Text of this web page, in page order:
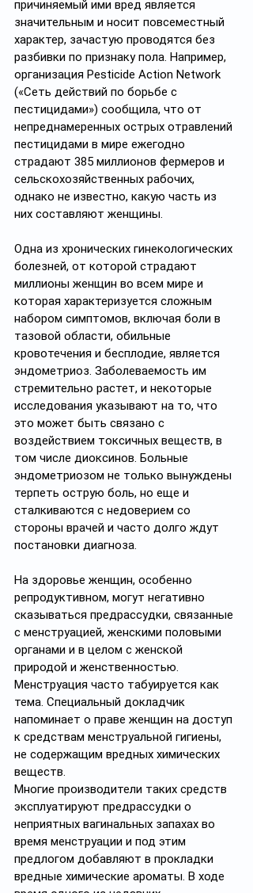
причиняемый ими вред является
значительным и носит повсеместный
характер, зачастую проводятся без
разбивки по признаку пола. Например,
организация Pesticide Action Network
(«Сеть действий по борьбе с
пестицидами») сообщила, что от
непреднамеренных острых отравлений
пестицидами в мире ежегодно
страдают 385 миллионов фермеров и
сельскохозяйственных рабочих,
однако не известно, какую часть из
них составляют женщины.
Одна из хронических гинекологических
болезней, от которой страдают
миллионы женщин во всем мире и
которая характеризуется сложным
набором симптомов, включая боли в
тазовой области, обильные
кровотечения и бесплодие, является
эндометриоз. Заболеваемость им
стремительно растет, и некоторые
исследования указывают на то, что
это может быть связано с
воздействием токсичных веществ, в
том числе диоксинов. Больные
эндометриозом не только вынуждены
терпеть острую боль, но еще и
сталкиваются с недоверием со
стороны врачей и часто долго ждут
постановки диагноза.
На здоровье женщин, особенно
репродуктивном, могут негативно
сказываться предрассудки, связанные
с менструацией, женскими половыми
органами и в целом с женской
природой и женственностью.
Менструация часто табуируется как
тема. Специальный докладчик
напоминает о праве женщин на доступ
к средствам менструальной гигиены,
не содержащим вредных химических
веществ.
Многие производители таких средств
эксплуатируют предрассудки о
неприятных вагинальных запахах во
время менструации и под этим
предлогом добавляют в прокладки
вредные химические ароматы. В ходе